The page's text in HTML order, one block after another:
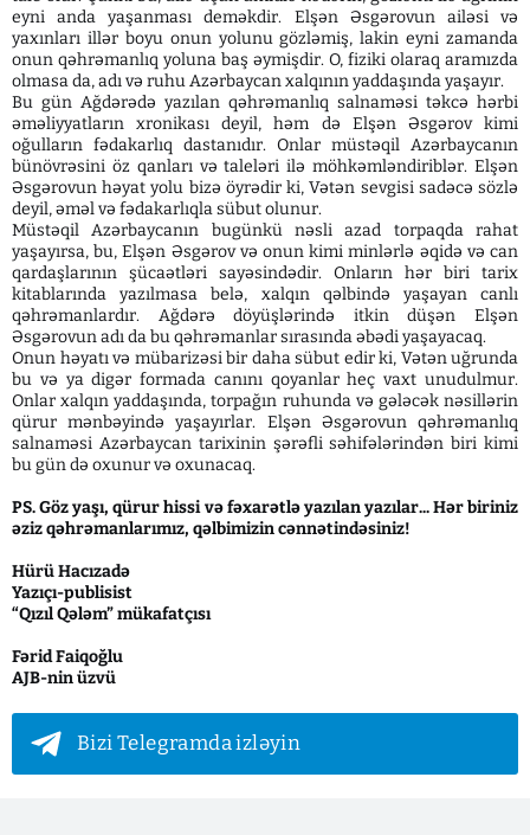
eyni anda yaşanması deməkdir. Elşən Əsgərovun ailəsi və
yaxınları illər boyu onun yolunu gözləmiş, lakin eyni zamanda
onun qəhrəmanlıq yoluna baş əymişdir. O, fiziki olaraq aramızda
olmasa da, adı və ruhu Azərbaycan xalqının yaddaşında yaşayır.
Bu gün Ağdərədə yazılan qəhrəmanlıq salnaməsi təkcə hərbi
əməliyyatların xronikası deyil, həm də Elşən Əsgərov kimi
oğulların fədakarlıq dastanıdır. Onlar müstəqil Azərbaycanın
bünövrəsini öz qanları və taleləri ilə möhkəmləndiriblər. Elşən
Əsgərovun həyat yolu bizə öyrədir ki, Vətən sevgisi sadəcə sözlə
deyil, əməl və fədakarlıqla sübut olunur.
Müstəqil Azərbaycanın bugünkü nəsli azad torpaqda rahat
yaşayırsa, bu, Elşən Əsgərov və onun kimi minlərlə əqidə və can
qardaşlarının şücaətləri sayəsindədir. Onların hər biri tarix
kitablarında yazılmasa belə, xalqın qəlbində yaşayan canlı
qəhrəmanlardır. Ağdərə döyüşlərində itkin düşən Elşən
Əsgərovun adı da bu qəhrəmanlar sırasında əbədi yaşayacaq.
Onun həyatı və mübarizəsi bir daha sübut edir ki, Vətən uğrunda
bu və ya digər formada canını qoyanlar heç vaxt unudulmur.
Onlar xalqın yaddaşında, torpağın ruhunda və gələcək nəsillərin
qürur mənbəyində yaşayırlar. Elşən Əsgərovun qəhrəmanlıq
salnaməsi Azərbaycan tarixinin şərəfli səhifələrindən biri kimi
bu gün də oxunur və oxunacaq.
PS. Göz yaşı, qürur hissi və fəxarətlə yazılan yazılar... Hər biriniz
əziz qəhrəmanlarımız, qəlbimizin cənnətindəsiniz!
Hürü Hacızadə
Yazıçı-publisist
“Qızıl Qələm” mükafatçısı
Fərid Faiqoğlu
AJB-nin üzvü
Bizi Telegramda izləyin